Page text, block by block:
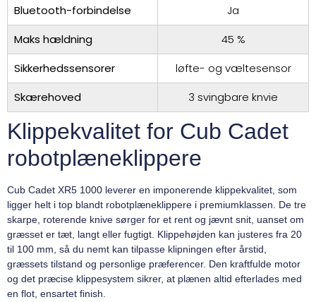
Bluetooth-forbindelse
Ja
Maks hældning
45 %
Sikkerhedssensorer
løfte- og væltesensor
Skærehoved
3 svingbare knvie
Klippekvalitet for Cub Cadet
robotplæneklippere
Cub Cadet XR5 1000 leverer en imponerende klippekvalitet, som
ligger helt i top blandt robotplæneklippere i premiumklassen. De tre
skarpe, roterende knive sørger for et rent og jævnt snit, uanset om
græsset er tæt, langt eller fugtigt. Klippehøjden kan justeres fra 20
til 100 mm, så du nemt kan tilpasse klipningen efter årstid,
græssets tilstand og personlige præferencer. Den kraftfulde motor
og det præcise klippesystem sikrer, at plænen altid efterlades med
en flot, ensartet finish.